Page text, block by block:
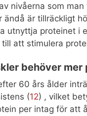
nivåerna som
ändå är tillräckligt
utnyttja proteinet i
att stimulera
behöver mer
60 års ålder
(12) , vilket
per intag för att